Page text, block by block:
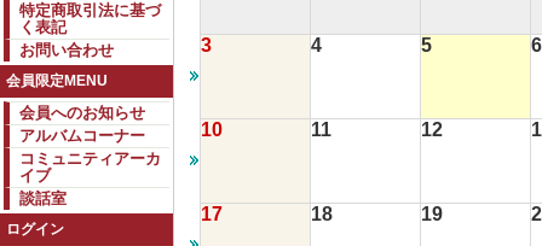
特定商取引法に基づ
く表記
お問い合わせ
会員限定MENU
会員へのお知らせ
アルバムコーナー
コミュニティアーカ
イブ
談話室
ログイン
3 4 5 6
10 11 12
17 18 19